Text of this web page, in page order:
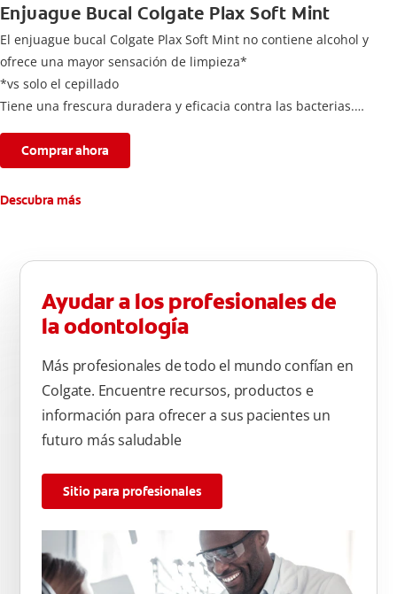
Enjuague Bucal Colgate Plax Soft Mint
El enjuague bucal Colgate Plax Soft Mint no contiene alcohol y
ofrece una mayor sensación de limpieza*
*vs solo el cepillado
Tiene una frescura duradera y eficacia contra las bacterias.
**Ayuda a reducir hasta el 99,9% del total de bacterias
anaerobias cultivables. Producto cosmético sin acción
terapéutica.
Comprar ahora
Descubra más
Ayudar a los profesionales de
la odontología
Más profesionales de todo el mundo confían en
Colgate. Encuentre recursos, productos e
información para ofrecer a sus pacientes un
futuro más saludable
Sitio para profesionales